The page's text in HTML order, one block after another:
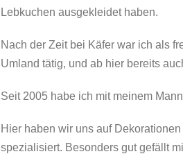
Lebkuchen ausgekleidet haben.
Nach der Zeit bei Käfer war ich als
Umland tätig, und ab hier bereits
Seit 2005 habe ich mit meinem
Hier haben wir uns auf
spezialisiert. Besonders gut gefällt